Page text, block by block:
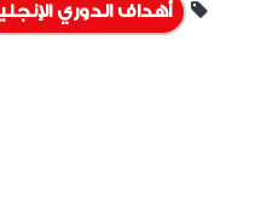
أهداف الدوري